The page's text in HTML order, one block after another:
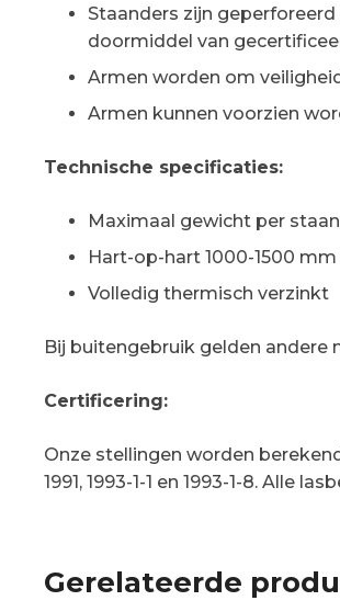
Staanders zijn
doormiddel van
Armen worden om
Armen kunnen voorzien
Technische specificaties:
Maximaal gewicht per
Hart-op-hart 1000-1500
Volledig thermisch verzinkt
Bij buitengebruik gelden andere
Certificering:
Onze stellingen worden
1991, 1993-1-1 en 1993-1-8. Alle
Gerelateerde